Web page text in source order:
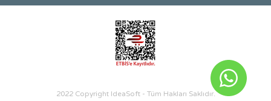
2022 Copyright IdeaSoft - Tüm Hakları Saklıdır.